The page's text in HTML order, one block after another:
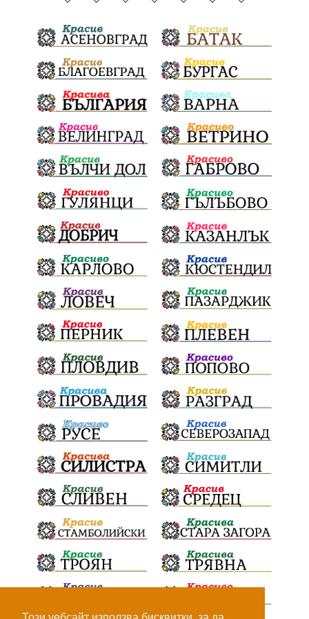
Мечтатели Школата по атракционни изкуства
Сметище Ток Майчинство Полиция
проф. Атанас Семов Демокрация безводие
щастливо децтво Българския патриарх Даниил
Фолклор Инфлация Елин Пелин
Световна купа Мафия Правителство
Благотворителност Събития
Българска патриаршия СВетли празници
Криминално Творчество Тръмп
Ценности Европейска комисия
Урсула фон дер Лайен Законопроект
Вдъхновяваща история Приказка
Замърсяване Боклук Дружба
Хавайска мироточива икона
Пресвета Богородица Светия синод
Йордан Камджалов Софи Маринова
Управление Наводнения
Конкурс Метро Теч